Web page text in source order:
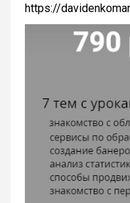
https://